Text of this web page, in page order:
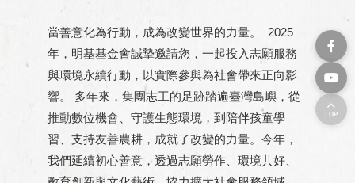
當善意化為行動，成為改變世界的力量。 2025
年，明基基金會誠摯邀請您，一起投入志願服務
與環境永續行動，以實際參與為社會帶來正向影
響。 多年來，集團志工的足跡踏遍臺灣島嶼，從
推動數位機會、守護生態環境，到陪伴孩童學
習、支持友善農耕，成就了改變的力量。今年，
我們延續初心善意，透過志願勞作、環境共好、
TOP